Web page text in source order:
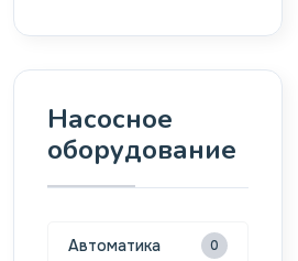
Насосное
оборудование
Автоматика 0